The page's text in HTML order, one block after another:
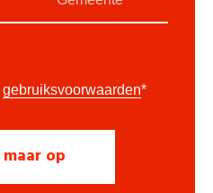
gebruiksvoorwaarden*